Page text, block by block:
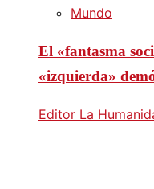
Mundo
El «fantasma
«izquierda»
Editor La